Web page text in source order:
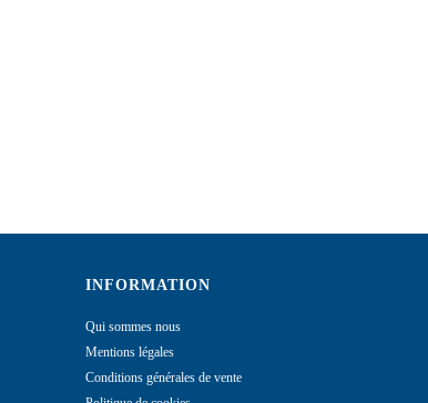
INFORMATION
Qui sommes nous
Mentions légales
Conditions générales de vente